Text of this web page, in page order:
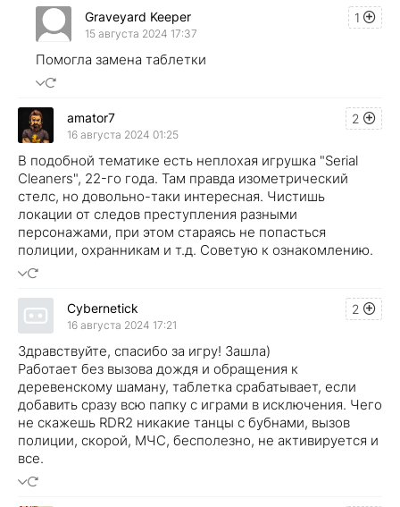
1
Graveyard Keeper
15 августа 2024 17:37
Помогла замена таблетки
2
amator7
16 августа 2024 01:25
В подобной тематике есть неплохая игрушка "Serial
Cleaners", 22-го года. Там правда изометрический
стелс, но довольно-таки интересная. Чистишь
локации от следов преступления разными
персонажами, при этом стараясь не попасться
полиции, охранникам и т.д. Советую к ознакомлению.
2
Cybernetick
16 августа 2024 17:21
Здравствуйте, спасибо за игру! Зашла)
Работает без вызова дождя и обращения к
деревенскому шаману, таблетка срабатывает, если
добавить сразу всю папку с играми в исключения. Чего
не скажешь RDR2 никакие танцы с бубнами, вызов
полиции, скорой, МЧС, бесполезно, не активируется и
все.